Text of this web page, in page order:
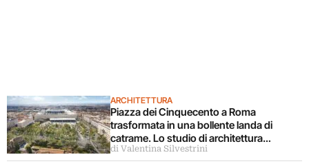
ARCHITETTURA
Piazza dei Cinquecento a Roma
trasformata in una bollente landa di
catrame. Lo studio di architettura
disconosce il progetto
di Valentina Silvestrini